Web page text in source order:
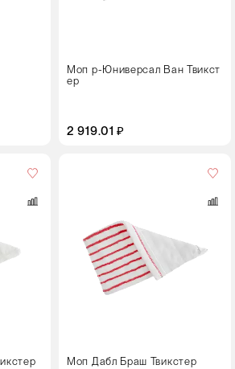
Моп р-Юниверсал Ван Твикст
ер
2 919.01 ₽
Моп Дабл Браш Твикстер